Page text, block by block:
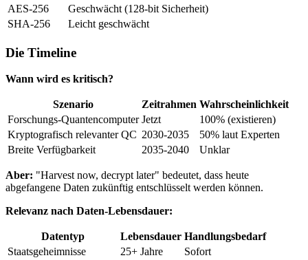
AES-256
Geschwächt (128-bit Sicherheit)
SHA-256
Leicht geschwächt
Die Timeline
Wann wird es kritisch?
Szenario Zeitrahmen Wahrscheinlichkeit
Forschungs-Quantencomputer Jetzt
100% (existieren)
Kryptografisch relevanter QC 2030-2035
50% laut Experten
Breite Verfügbarkeit
2035-2040 Unklar
Aber: "Harvest now, decrypt later" bedeutet, dass heute
abgefangene Daten zukünftig entschlüsselt werden können.
Relevanz nach Daten-Lebensdauer:
Datentyp Lebensdauer Handlungsbedarf
Staatsgeheimnisse
25+ Jahre
Sofort